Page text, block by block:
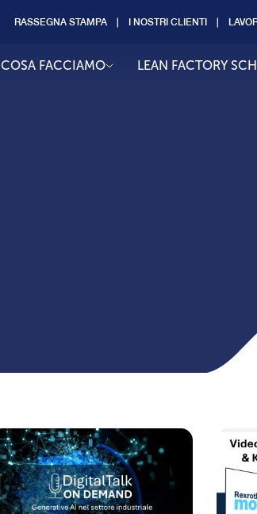
RASSEGNA STAMPA I NOSTRI CLIENTI
COSA FACCIAMO LEAN FACTORY